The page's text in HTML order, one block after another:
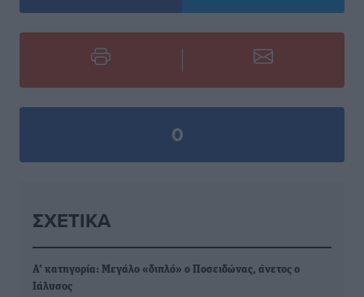
0
ΣΧΕΤΙΚΆ
Α’ κατηγορία: Μεγάλο «διπλό» ο Ποσειδώνας, άνετος ο
Ιάλυσος